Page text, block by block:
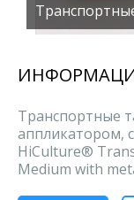
Транспортные
аппликатором,
HiCulture®
Medium with